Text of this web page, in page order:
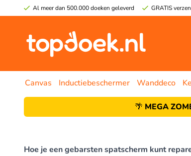
Al meer dan 500.000 doeken geleverd GRATIS
Canvas Inductiebeschermer Wanddeco
🌴 MEGA
Hoe je een gebarsten spatscherm kunt